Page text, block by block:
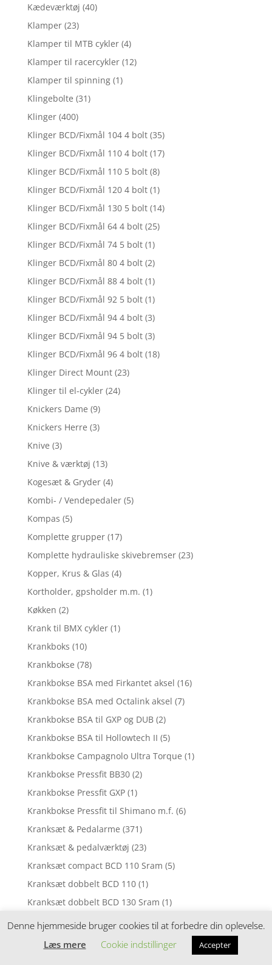
Kædeværktøj (40)
Klamper (23)
Klamper til MTB cykler (4)
Klamper til racercykler (12)
Klamper til spinning (1)
Klingebolte (31)
Klinger (400)
Klinger BCD/Fixmål 104 4 bolt (35)
Klinger BCD/Fixmål 110 4 bolt (17)
Klinger BCD/Fixmål 110 5 bolt (8)
Klinger BCD/Fixmål 120 4 bolt (1)
Klinger BCD/Fixmål 130 5 bolt (14)
Klinger BCD/Fixmål 64 4 bolt (25)
Klinger BCD/Fixmål 74 5 bolt (1)
Klinger BCD/Fixmål 80 4 bolt (2)
Klinger BCD/Fixmål 88 4 bolt (1)
Klinger BCD/Fixmål 92 5 bolt (1)
Klinger BCD/Fixmål 94 4 bolt (3)
Klinger BCD/Fixmål 94 5 bolt (3)
Klinger BCD/Fixmål 96 4 bolt (18)
Klinger Direct Mount (23)
Klinger til el-cykler (24)
Knickers Dame (9)
Knickers Herre (3)
Knive (3)
Knive & værktøj (13)
Kogesæt & Gryder (4)
Kombi- / Vendepedaler (5)
Kompas (5)
Komplette grupper (17)
Komplette hydrauliske skivebremser (23)
Kopper, Krus & Glas (4)
Kortholder, gpsholder m.m. (1)
Køkken (2)
Krank til BMX cykler (1)
Krankboks (10)
Krankbokse (78)
Krankbokse BSA med Firkantet aksel (16)
Krankbokse BSA med Octalink aksel (7)
Krankbokse BSA til GXP og DUB (2)
Krankbokse BSA til Hollowtech II (5)
Krankbokse Campagnolo Ultra Torque (1)
Krankbokse Pressfit BB30 (2)
Krankbokse Pressfit GXP (1)
Krankbokse Pressfit til Shimano m.f. (6)
Kranksæt & Pedalarme (371)
Kranksæt & pedalværktøj (23)
Kranksæt compact BCD 110 Sram (5)
Kranksæt dobbelt BCD 110 (1)
Kranksæt dobbelt BCD 130 Sram (1)
Kranksæt dobbelt til MTB og Citybikes
(7)
Kranksæt enkelt til Citybikes
(11)
Denne hjemmeside bruger cookies til at forbedre din oplevelse.
Læs mere
Cookie indstillinger Accepter